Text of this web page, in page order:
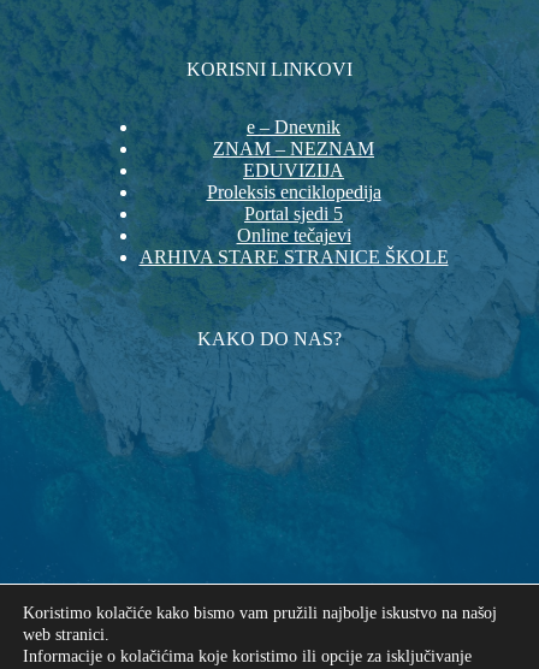
KORISNI LINKOVI
e – Dnevnik
ZNAM – NEZNAM
EDUVIZIJA
Proleksis enciklopedija
Portal sjedi 5
Online tečajevi
ARHIVA STARE STRANICE ŠKOLE
KAKO DO NAS?
Koristimo kolačiće kako bismo vam pružili najbolje iskustvo na našoj
web stranici.
Informacije o kolačićima koje koristimo ili opcije za isključivanje